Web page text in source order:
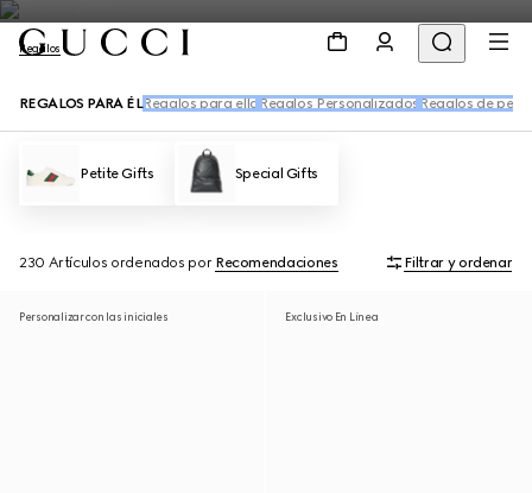
Regalos
REGALOS PARA ÉLRegalos para ella Regalos Personalizados Regalos de
Petite Gifts Special Gifts
230 Artículos ordenados por Recomendaciones Filtrar y ordenar
Personalizar con las iniciales Exclusivo En Línea